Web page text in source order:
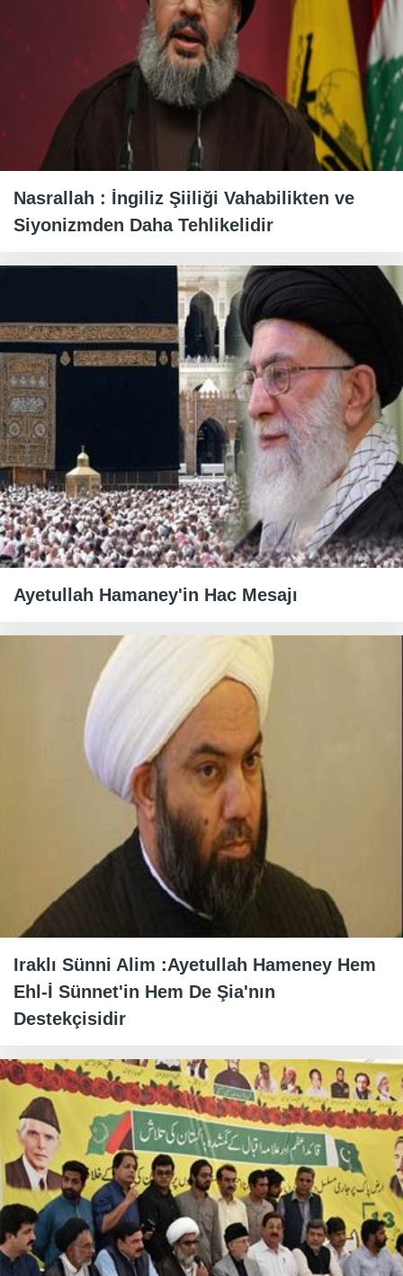
Nasrallah : İngiliz Şiiliği Vahabilikten ve
Siyonizmden Daha Tehlikelidir
Ayetullah Hamaney'in Hac Mesajı
Iraklı Sünni Alim :Ayetullah Hameney Hem
Ehl-İ Sünnet'in Hem De Şia'nın
Destekçisidir